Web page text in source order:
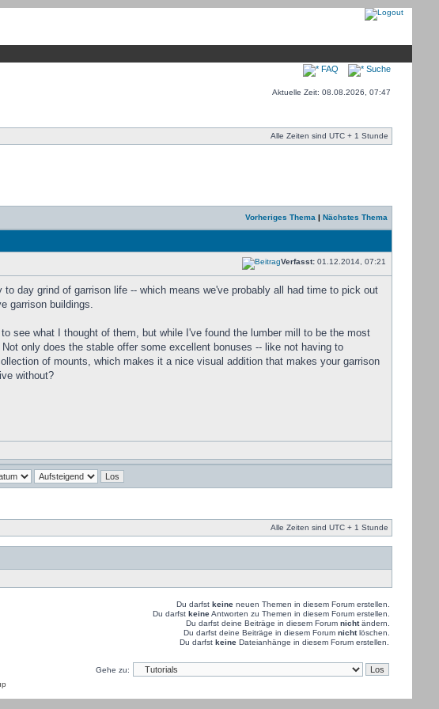
FAQ Suche
Aktuelle Zeit: 08.08.2026, 07:47
Alle Zeiten sind UTC + 1 Stunde
Vorheriges Thema | Nächstes Thema
Verfasst:01.12.2014, 07:21
day grind of garrison life -- which means we've probably all had time to pick out
garrison buildings.
see what I thought of them, but while I've found the lumber mill to be the most
only does the stable offer some excellent bonuses -- like not having to
of mounts, which makes it a nice visual addition that makes your garrison
without?
Alle Zeiten sind UTC + 1 Stunde
Du darfst keineneuen Themen in diesem Forum erstellen.
Du darfst keineAntworten zu Themen in diesem Forum erstellen.
Du darfst deine Beiträge in diesem Forum nichtändern.
Du darfst deine Beiträge in diesem Forum nichtlöschen.
Du darfst keineDateianhänge in diesem Forum erstellen.
Gehe zu: